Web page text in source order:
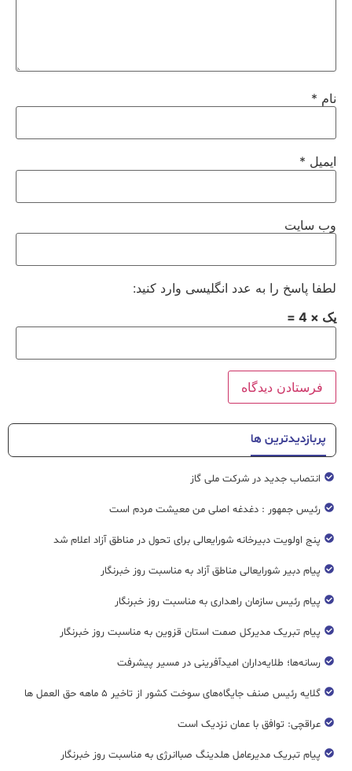
نام *
ایمیل *
وب‌ سایت
لطفا پاسخ را به عدد انگلیسی وارد کنید:
یک × 4 =
پربازدیدترین ها
انتصاب جدید در شرکت ملی گاز
رئیس جمهور : دغدغه اصلی من معیشت مردم است
پنج اولویت دبیرخانه شورایعالی برای تحول در مناطق آزاد اعلام شد
پیام دبیر شورایعالی مناطق آزاد به مناسبت روز خبرنگار
پیام رئیس سازمان راهداری به مناسبت روز خبرنگار
پیام تبریک مدیرکل صمت استان قزوین به مناسبت روز خبرنگار
رسانه‌ها؛ طلایه‌داران امیدآفرینی در مسیر پیشرفت
گلایه رئیس صنف جایگاه‌های سوخت کشور از تاخیر ۵ ماهه حق العمل ها
عراقچی: توافق با عمان نزدیک است
پیام تبریک مدیرعامل هلدینگ صباانرژی به مناسبت روز خبرنگار